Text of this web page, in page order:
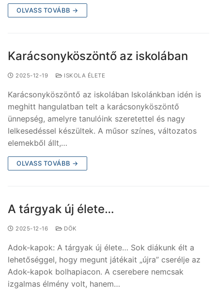
OLVASS TOVÁBB →
Karácsonyköszöntő az iskolában
2025-12-19 ISKOLA ÉLETE
Karácsonyköszöntő az iskolában Iskolánkban idén is
meghitt hangulatban telt a karácsonyköszöntő
ünnepség, amelyre tanulóink szeretettel és nagy
lelkesedéssel készültek. A műsor színes, változatos
elemekből állt,…
OLVASS TOVÁBB →
A tárgyak új élete…
2025-12-16 DÖK
Adok-kapok: A tárgyak új élete… Sok diákunk élt a
lehetőséggel, hogy megunt játékait „újra” cserélje az
Adok-kapok bolhapiacon. A cserebere nemcsak
izgalmas élmény volt, hanem…